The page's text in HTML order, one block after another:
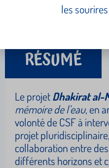
RÉSUMÉ
Le projetDhakirat al-
mémoire de l’eau, en
volonté de CSF à
projet
collaboration entre
différents horizons et
les